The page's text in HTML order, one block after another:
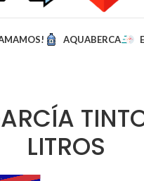
AQUABERCA
LITROS